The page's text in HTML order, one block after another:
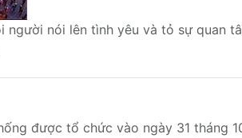
nói lên tình yêu và tỏ sự quan
được tổ chức vào ngày 31 tháng